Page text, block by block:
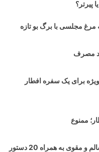
پیرتر؟
مرغ مجلسی با برگ بو تازه
مصرف
برای یک سفره افطار
ممنوع
برای افطار چه بخوریم؟ راهنمای تغذیه‌ای سالم و مقوی به همراه 20 دستور